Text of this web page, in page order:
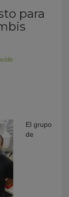
para
El grupo
de